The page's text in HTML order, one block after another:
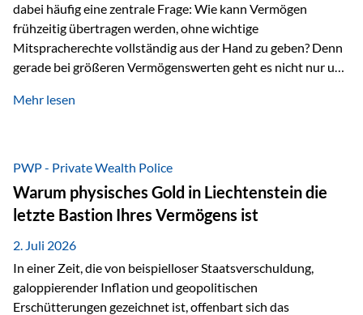
dabei häufig eine zentrale Frage: Wie kann Vermögen
frühzeitig übertragen werden, ohne wichtige
Mitspracherechte vollständig aus der Hand zu geben? Denn
gerade bei größeren Vermögenswerten geht es nicht nur um
sicherzustellen, dass das Vermögen langfristig erhalten
folgende Situation vor: Ein Vater schenkt seiner Tochter
einen Teil seines Vermögens. Einige Jahre später möchte die
Tochter das Geld kurzfristig verwenden, um…
Mehr lesen
PWP - Private Wealth Police
Warum physisches Gold in Liechtenstein die
letzte Bastion Ihres Vermögens ist
2. Juli 2026
In einer Zeit, die von beispielloser Staatsverschuldung,
galoppierender Inflation und geopolitischen
Erschütterungen gezeichnet ist, offenbart sich das